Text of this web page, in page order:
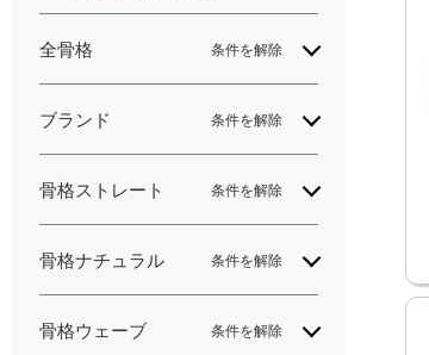
全骨格 条件を解除
ブランド 条件を解除
骨格ストレート 条件を解除
骨格ナチュラル 条件を解除
骨格ウェーブ 条件を解除